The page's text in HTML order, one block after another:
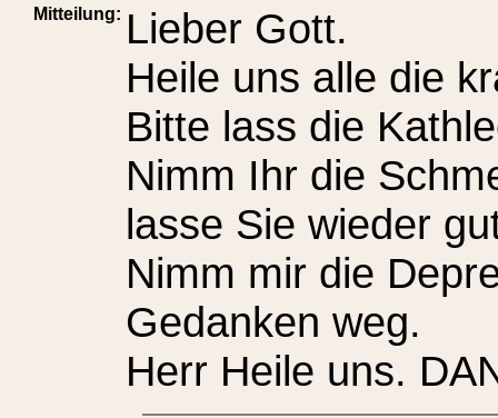
Mitteilung: Lieber Gott.
Heile uns alle die
Bitte lass die
Nimm Ihr die
lasse Sie wieder
Nimm mir die
Gedanken weg.
Herr Heile uns.